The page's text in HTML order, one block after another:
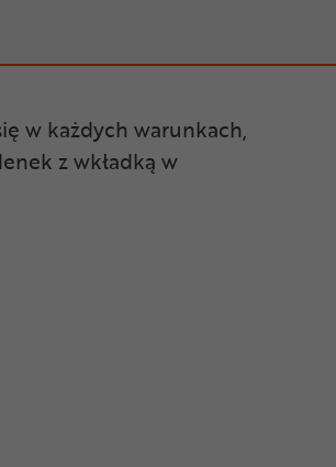
w każdych warunkach,
z wkładką w